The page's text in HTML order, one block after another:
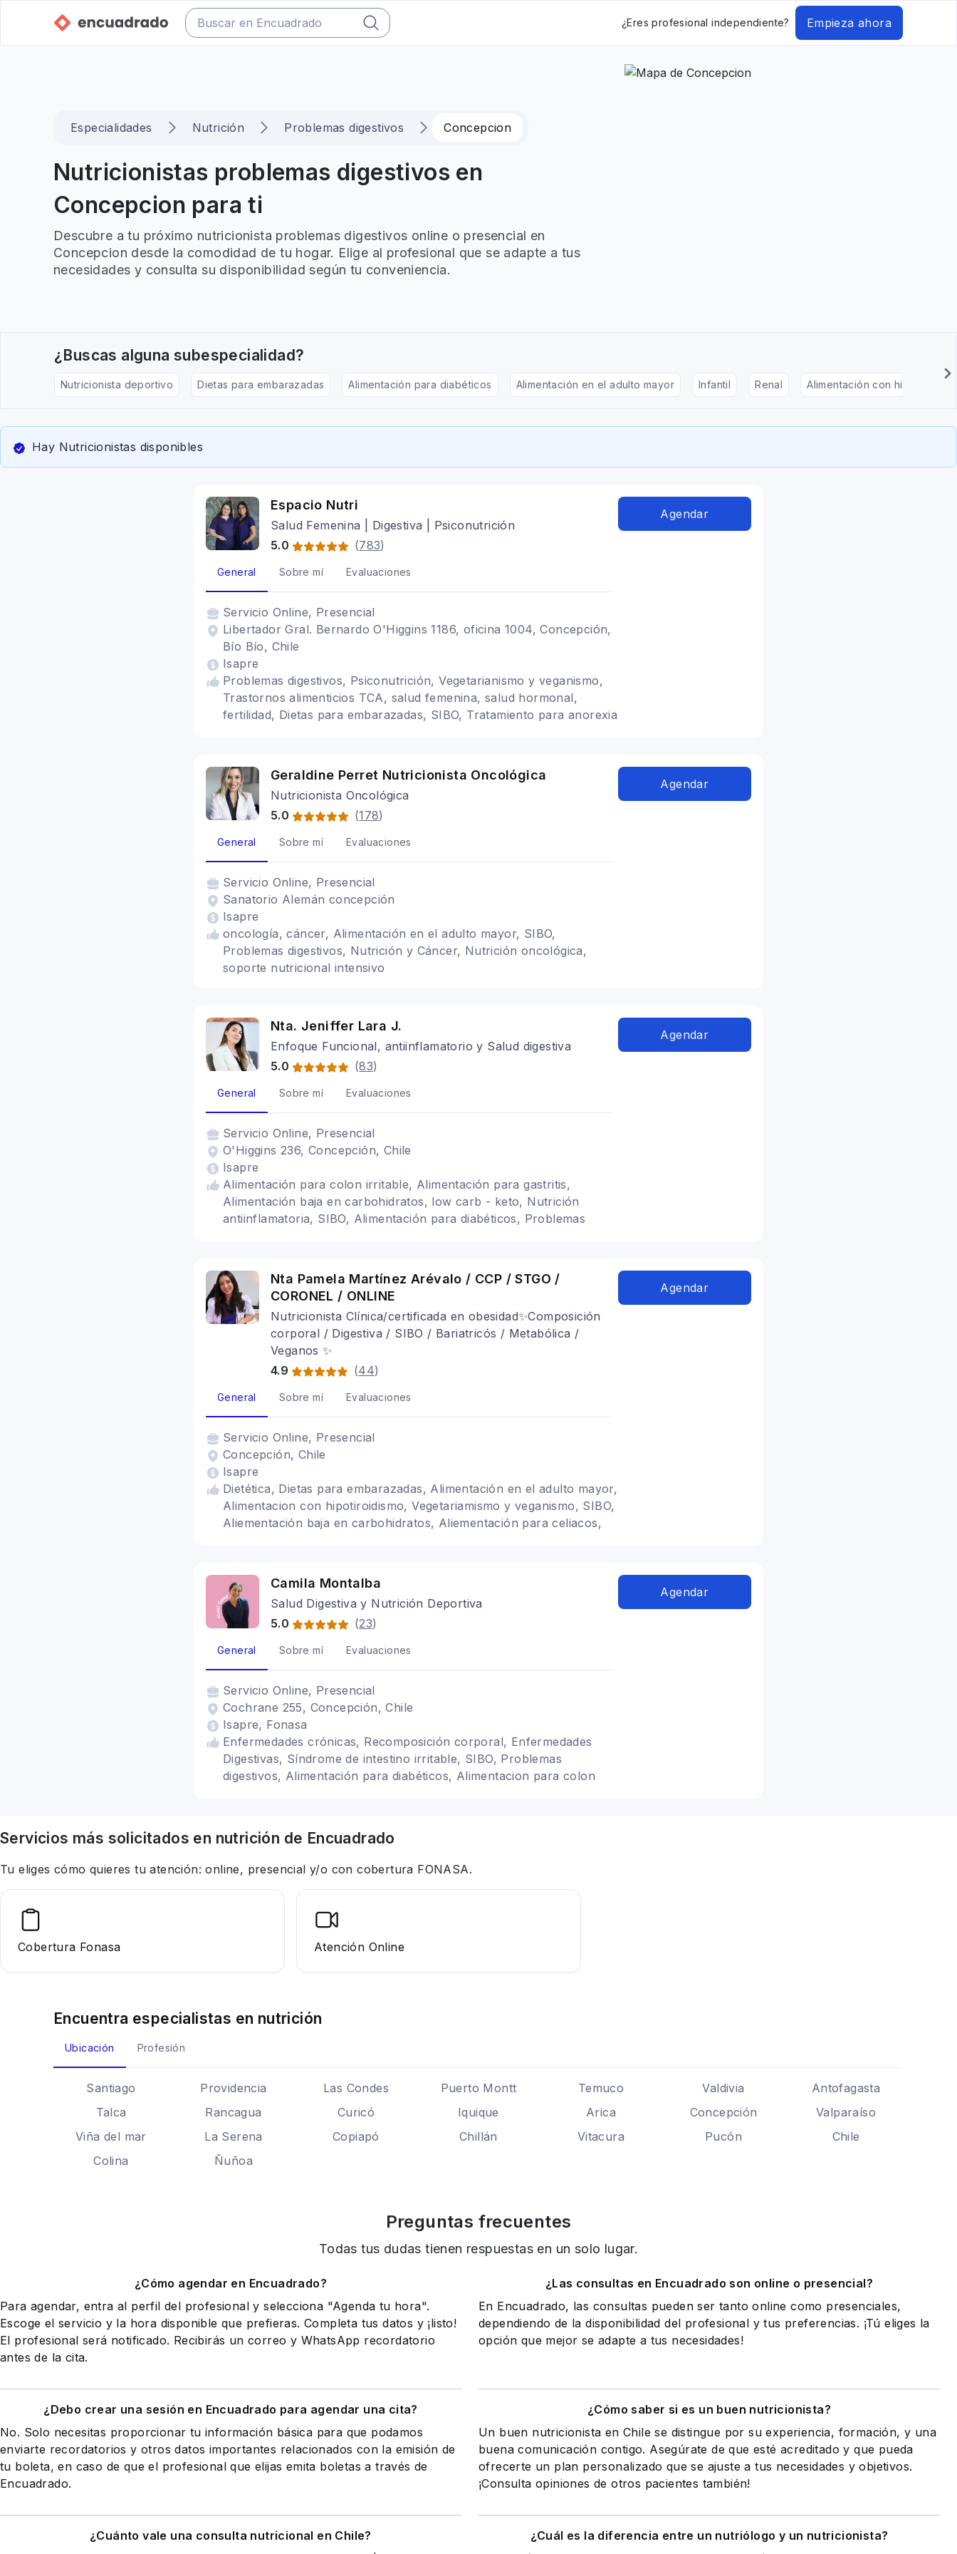
¿Eres profesional independiente? Empieza ahora
Especialidades Nutrición Problemas digestivos Concepcion
Nutricionistas problemas digestivos en
Concepcion para ti
Descubre a tu próximo nutricionista problemas digestivos online o presencial en
Concepcion desde la comodidad de tu hogar. Elige al profesional que se adapte a tus
necesidades y consulta su disponibilidad según tu conveniencia.
¿Buscas alguna subespecialidad?
Nutricionista deportivo Dietas para embarazadas Alimentación para diabéticos Alimentación en el adulto mayor Infantil Renal Alimentación con
Hay Nutricionistas disponibles
Espacio Nutri
Salud Femenina | Digestiva | Psiconutrición
5.0
(783)
General Sobre mí Evaluaciones
Servicio Online, Presencial
Libertador Gral. Bernardo O'Higgins 1186, oficina 1004, Concepción,
Bío Bío, Chile
Isapre
Problemas digestivos, Psiconutrición, Vegetarianismo y veganismo,
Trastornos alimenticios TCA, salud femenina, salud hormonal,
fertilidad, Dietas para embarazadas, SIBO, Tratamiento para anorexia
Agendar
Geraldine Perret Nutricionista Oncológica
Nutricionista Oncológica
5.0
(178)
General Sobre mí Evaluaciones
Servicio Online, Presencial
Sanatorio Alemán concepción
Isapre
oncología, cáncer, Alimentación en el adulto mayor, SIBO,
Problemas digestivos, Nutrición y Cáncer, Nutrición oncológica,
soporte nutricional intensivo
Agendar
Nta. Jeniffer Lara J.
Enfoque Funcional, antiinflamatorio y Salud digestiva
5.0
(83)
General Sobre mí Evaluaciones
Servicio Online, Presencial
O'Higgins 236, Concepción, Chile
Isapre
Alimentación para colon irritable, Alimentación para gastritis,
Alimentación baja en carbohidratos, low carb - keto, Nutrición
antiinflamatoria, SIBO, Alimentación para diabéticos, Problemas
Agendar
Nta Pamela Martínez Arévalo / CCP / STGO /
CORONEL / ONLINE
Nutricionista Clínica/certificada en obesidad✨Composición
corporal / Digestiva / SIBO / Bariatricós / Metabólica /
Veganos ✨
4.9
(44)
General Sobre mí Evaluaciones
Servicio Online, Presencial
Concepción, Chile
Isapre
Dietética, Dietas para embarazadas, Alimentación en el adulto mayor,
Alimentacion con hipotiroidismo, Vegetariamismo y veganismo, SIBO,
Aliementación baja en carbohidratos, Aliementación para celiacos,
Alimentacion para gastritis, Infantil, Nutricionista deportivo,
Alimentación para diabéticos, obesidad, sobrepeso, composición
corporal
Agendar
Camila Montalba
Salud Digestiva y Nutrición Deportiva
5.0
(23)
General Sobre mí Evaluaciones
Servicio Online, Presencial
Cochrane 255, Concepción, Chile
Isapre, Fonasa
Enfermedades crónicas, Recomposición corporal, Enfermedades
Digestivas, Síndrome de intestino irritable, SIBO, Problemas
digestivos, Alimentación para diabéticos, Alimentacion para colon
Agendar
Servicios más solicitados en nutrición de Encuadrado
Tu eliges cómo quieres tu atención: online, presencial y/o con cobertura FONASA.
Cobertura Fonasa Atención Online
Encuentra especialistas en nutrición
Ubicación Profesión
Santiago Providencia Las Condes Puerto Montt Temuco Valdivia
Antofagasta
Talca
Rancagua Curicó Iquique Arica Concepción
Valparaíso
Viña del mar
La Serena Copiapó Chillán Vitacura Pucón
Chile
Colina
Ñuñoa
Preguntas frecuentes
Todas tus dudas tienen respuestas en un solo lugar.
¿Cómo agendar en Encuadrado?
Para agendar, entra al perfil del profesional y selecciona "Agenda tu hora".
Escoge el servicio y la hora disponible que prefieras. Completa tus datos y ¡listo!
El profesional será notificado. Recibirás un correo y WhatsApp recordatorio
antes de la cita.
¿Las consultas en Encuadrado son online o presencial?
En Encuadrado, las consultas pueden ser tanto online como presenciales,
dependiendo de la disponibilidad del profesional y tus preferencias. ¡Tú eliges la
opción que mejor se adapte a tus necesidades!
¿Debo crear una sesión en Encuadrado para agendar una cita?
No. Solo necesitas proporcionar tu información básica para que podamos
enviarte recordatorios y otros datos importantes relacionados con la emisión de
tu boleta, en caso de que el profesional que elijas emita boletas a través de
Encuadrado.
¿Cómo saber si es un buen nutricionista?
Un buen nutricionista en Chile se distingue por su experiencia, formación, y una
buena comunicación contigo. Asegúrate de que esté acreditado y que pueda
ofrecerte un plan personalizado que se ajuste a tus necesidades y objetivos.
¡Consulta opiniones de otros pacientes también!
¿Cuánto vale una consulta nutricional en Chile?
¿Cuál es la diferencia entre un nutriólogo y un nutricionista?